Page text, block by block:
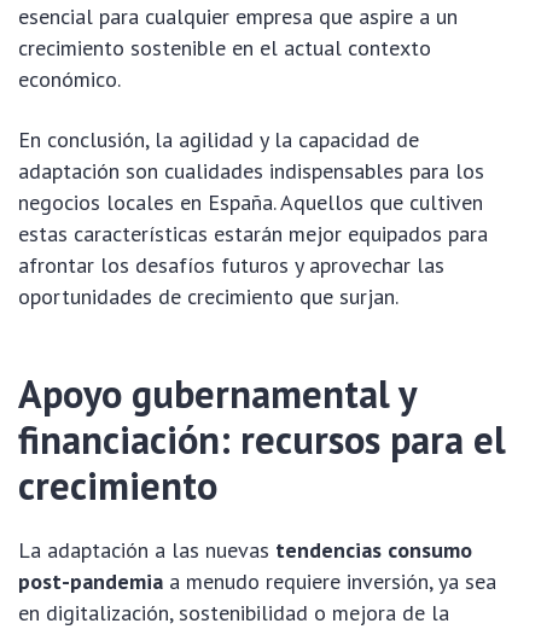
esencial para cualquier empresa que aspire a un
crecimiento sostenible en el actual contexto
económico.
En conclusión, la agilidad y la capacidad de
adaptación son cualidades indispensables para los
negocios locales en España. Aquellos que cultiven
estas características estarán mejor equipados para
afrontar los desafíos futuros y aprovechar las
oportunidades de crecimiento que surjan.
Apoyo gubernamental y
financiación: recursos para el
crecimiento
La adaptación a las nuevas tendencias consumo
post-pandemia a menudo requiere inversión, ya sea
en digitalización, sostenibilidad o mejora de la